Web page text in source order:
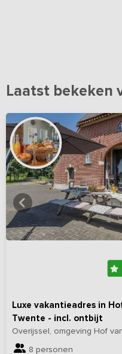
Laatst bekeken
Luxe vakantieadres in
Twente - incl. ontbijt
Overijssel, omgeving Hof
8 personen
Bekijkhieralle